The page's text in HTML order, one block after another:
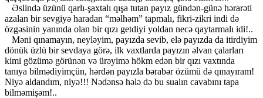
​ ​ ​ Əslində üzünü qarlı-şaxtalı qışa tutan payız gündən-günə hərarəti
azalan bir sevgiyə haradan “məlhəm” tapmalı, fikri-zikri indi də
özgəsinin yanında olan bir qızı getdiyi yoldan necə qaytarmalı idi!..
​ ​ ​ Məni qınamayın, neyləyim, payızda sevib, elə payızda da itirdiyim
dönük üzlü bir sevdaya görə, ilk vaxtlarda payızın əlvan çalarları
kimi gözümə görünən və ürəyimə hökm edən bir qızı vaxtında
tanıya bilmədiyimçün, hərdən payızla bərabər özümü də qınayıram!
Niyə aldandım, niyə!!! Nədənsə hələ də bu sualın cavabını tapa
bilməmişəm!..